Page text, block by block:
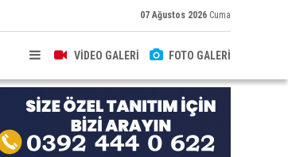
07 Ağustos 2026 Cuma
VİDEO GALERİ FOTO GALERİ